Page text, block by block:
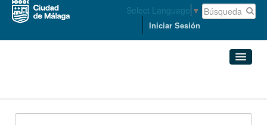
Select Language ▼
Iniciar Sesión